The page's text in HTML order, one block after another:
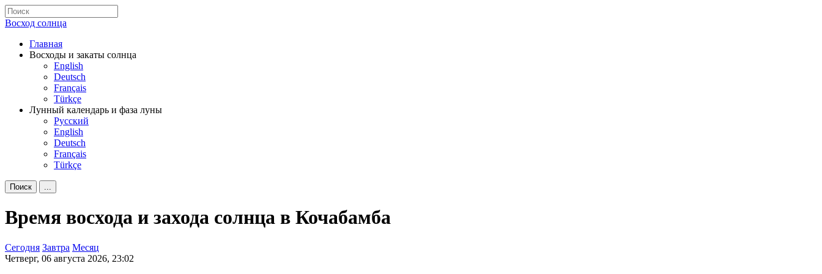
Восход солнца
Главная
Восходы и закаты солнца
English
Deutsch
Français
Türkçe
Лунный календарь и фаза луны
Русский
English
Deutsch
Français
Türkçe
Поиск ...
Время восхода и захода солнца в Кочабамба
Сегодня Завтра Месяц
Четверг, 06 августа 2026, 23:02